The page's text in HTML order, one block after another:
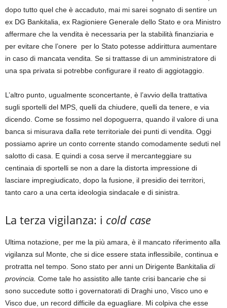
dopo tutto quel che è accaduto, mai mi sarei sognato di sentire un
ex DG Bankitalia, ex Ragioniere Generale dello Stato e ora Ministro
affermare che la vendita è necessaria per la stabilità finanziaria e
per evitare che l’onere per lo Stato potesse addirittura aumentare
in caso di mancata vendita. Se si trattasse di un amministratore di
una spa privata si potrebbe configurare il reato di aggiotaggio.
L’altro punto, ugualmente sconcertante, è l’avvio della trattativa
sugli sportelli del MPS, quelli da chiudere, quelli da tenere, e via
dicendo. Come se fossimo nel dopoguerra, quando il valore di una
banca si misurava dalla rete territoriale dei punti di vendita. Oggi
possiamo aprire un conto corrente stando comodamente seduti nel
salotto di casa. E quindi a cosa serve il mercanteggiare su
centinaia di sportelli se non a dare la distorta impressione di
lasciare impregiudicato, dopo la fusione, il presidio dei territori,
tanto caro a una certa ideologia sindacale e di sinistra.
La terza vigilanza: i cold case
Ultima notazione, per me la più amara, è il mancato riferimento alla
vigilanza sul Monte, che si dice essere stata inflessibile, continua e
protratta nel tempo. Sono stato per anni un Dirigente Bankitalia di
provincia. Come tale ho assistito alle tante crisi bancarie che si
sono succedute sotto i governatorati di Draghi uno, Visco uno e
Visco due, un record difficile da eguagliare. Mi colpiva che esse